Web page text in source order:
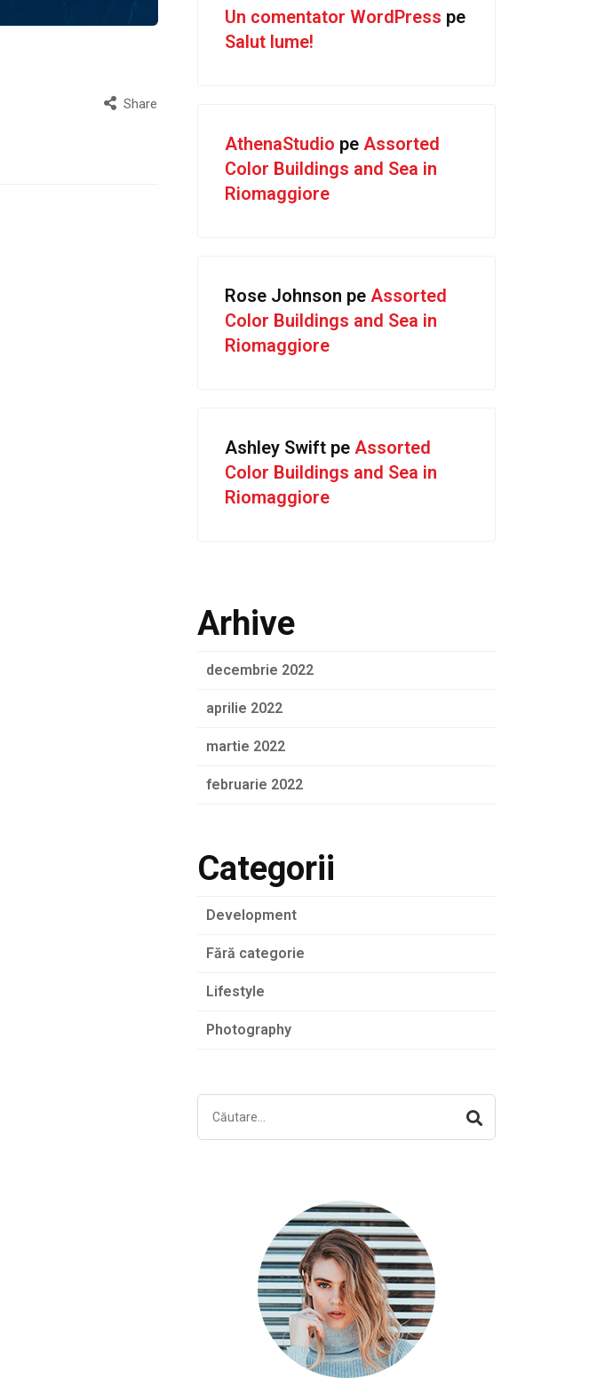
Share
Un comentator WordPress pe
Salut lume!
AthenaStudio pe Assorted
Color Buildings and Sea in
Riomaggiore
Rose Johnson pe Assorted
Color Buildings and Sea in
Riomaggiore
Ashley Swift pe Assorted
Color Buildings and Sea in
Riomaggiore
Arhive
decembrie 2022
aprilie 2022
martie 2022
februarie 2022
Categorii
Development
Fără categorie
Lifestyle
Photography